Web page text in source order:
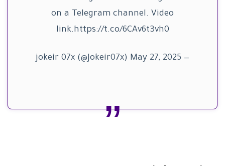
on a Telegram channel. Video
link.https://t.co/6CAv6t3vh0
— jokeir 07x (@Jokeir07x) May 27, 2025